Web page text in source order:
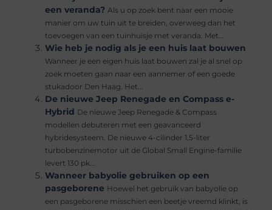
een veranda? Als u op zoek bent naar een mooie
manier om uw tuin uit te breiden, overweeg dan het
toevoegen van een tuinhuisje met veranda. Met...
Wie heb je nodig als je een huis laat bouwen
Wanneer je een eigen huis laat bouwen zal je al snel op
zoek moeten gaan naar een aannemer of een goede
stukadoor Den Haag. Het...
De nieuwe Jeep Renegade en Compass e-
Hybrid De nieuwe Jeep Renegade & Compass
modellen debuteren met een geavanceerd
hybridesysteem. De nieuwe 4-cilinder 1,5-liter
turbobenzinemotor uit de Global Small Engine-familie
levert 130 pk...
Wanneer babyolie gebruiken op een
pasgeborene Hoewel het gebruik van babyolie op
een pasgeborene misschien een beetje vreemd klinkt, is